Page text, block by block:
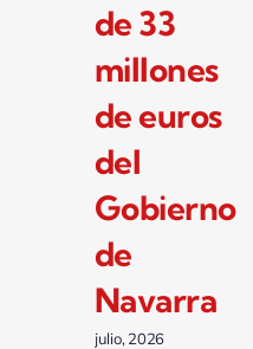
de 33
millones
de euros
del
Gobierno
de
Navarra
julio, 2026